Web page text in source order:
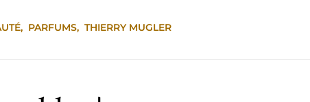
, PARFUMS, THIERRY MUGLER